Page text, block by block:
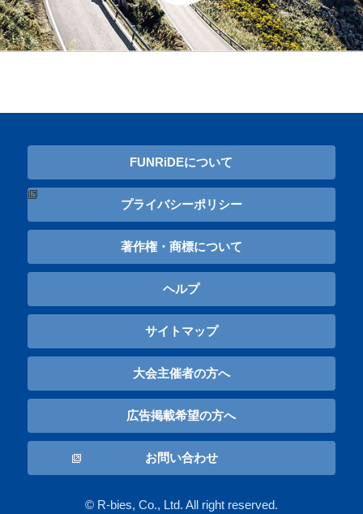
FUNRiDEについて
プライバシーポリシー
著作権・商標について
ヘルプ
サイトマップ
大会主催者の方へ
広告掲載希望の方へ
お問い合わせ
© R-bies, Co., Ltd. All right reserved.